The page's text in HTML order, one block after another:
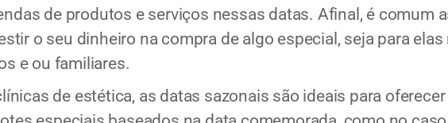
de produtos e serviços nessas datas. Afinal, é comum
o seu dinheiro na compra de algo especial, seja para elas
e ou familiares.
de estética, as datas sazonais são ideais para